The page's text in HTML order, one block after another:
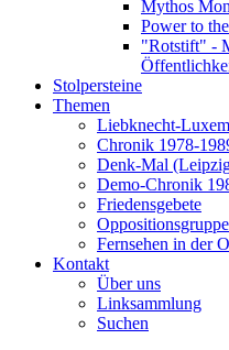
Mythos
Power to
"Rotstift" -
Stolpersteine
Themen
Liebknecht-
Chronik 1978-
Denk-Mal
Demo-Chronik
Friedensgebete
Fernsehen in der
Kontakt
Über uns
Linksammlung
Suchen